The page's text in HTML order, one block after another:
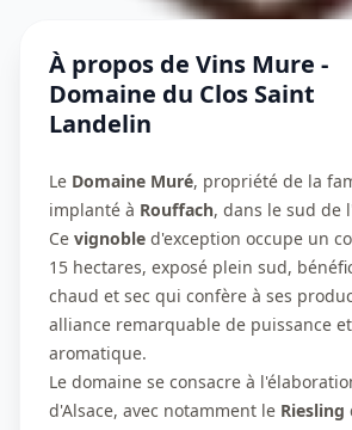
À propos de Vins Mure -
Domaine du Clos Saint
Landelin
Le Domaine Muré, propriété de la
implanté à Rouffach, dans le sud de
Ce vignoble d'exception occupe un
15 hectares, exposé plein sud,
chaud et sec qui confère à ses
alliance remarquable de puissance
aromatique.
Le domaine se consacre à
d'Alsace, avec notamment le Riesling